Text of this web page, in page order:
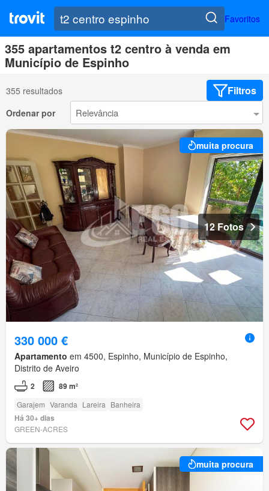
Favoritos
355 apartamentos t2 centro à venda em
Município de Espinho
355 resultados Filtros
Ordenar por
muita procura
12 Fotos
330 000 €
Apartamento em 4500, Espinho, Município de Espinho,
Distrito de Aveiro
2 89 m²
Garajem Varanda Lareira Banheira
Há 30+ dias
GREEN-ACRES
muita procura